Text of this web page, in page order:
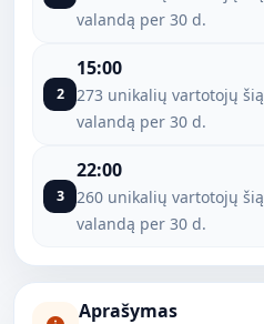
valandą per 30 d.
2
15:00
273 unikalių vartotojų šią
valandą per 30 d.
3
22:00
260 unikalių vartotojų šią
valandą per 30 d.
Aprašymas